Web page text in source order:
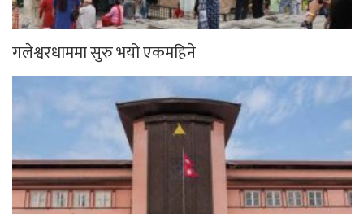
गलेश्वरधाममा सुरु भयो एकमहिने